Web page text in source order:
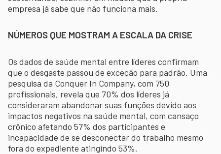
empresa já sabe que não funciona mais.
NÚMEROS QUE MOSTRAM A ESCALA DA CRISE
Os dados de saúde mental entre líderes confirmam
que o desgaste passou de exceção para padrão. Uma
pesquisa da Conquer In Company, com 750
profissionais, revela que 70% dos líderes já
consideraram abandonar suas funções devido aos
impactos negativos na saúde mental, com cansaço
crônico afetando 57% dos participantes e
incapacidade de se desconectar do trabalho mesmo
fora do expediente atingindo 53%.